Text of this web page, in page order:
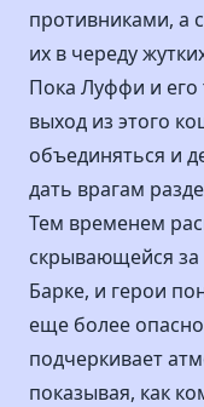
противниками, а
их в череду
Пока Луффи и
выход из этого
объединяться и
дать врагам
Тем временем
скрывающейся
Барке, и герои
еще более
подчеркивает
показывая, как